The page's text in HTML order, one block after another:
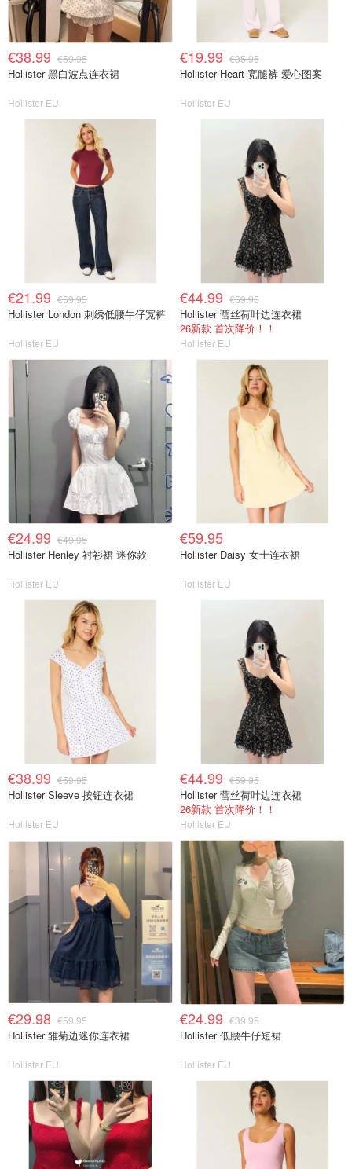
€38.99 €59.95
Hollister 黑白波点连衣裙
Hollister EU
€19.99 €35.95
Hollister Heart 宽腿裤 爱心图案
Hollister EU
€21.99 €59.95
Hollister London 刺绣低腰牛仔宽裤
Hollister EU
€44.99 €59.95
Hollister 蕾丝荷叶边连衣裙
26新款 首次降价！！
Hollister EU
€24.99 €49.95
Hollister Henley 衬衫裙 迷你款
Hollister EU
€59.95
Hollister Daisy 女士连衣裙
Hollister EU
€38.99 €59.95
Hollister Sleeve 按钮连衣裙
Hollister EU
€44.99 €59.95
Hollister 蕾丝荷叶边连衣裙
26新款 首次降价！！
Hollister EU
€29.98 €59.95
Hollister 雏菊边迷你连衣裙
Hollister EU
€24.99 €39.95
Hollister 低腰牛仔短裙
Hollister EU